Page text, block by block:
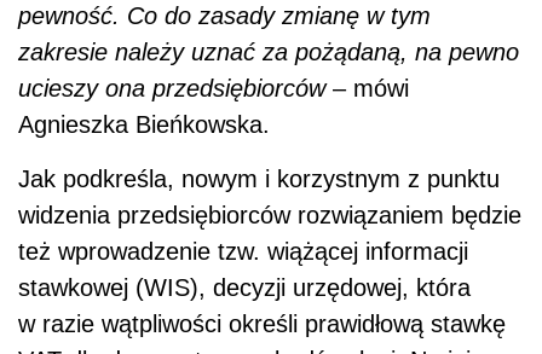
pewność. Co do zasady zmianę w tym
zakresie należy uznać za pożądaną, na pewno
ucieszy ona przedsiębiorców– mówi
Agnieszka Bieńkowska.
Jak podkreśla, nowym i korzystnym z punktu
widzenia przedsiębiorców rozwiązaniem będzie
też wprowadzenie tzw. wiążącej informacji
stawkowej (WIS), decyzji urzędowej, która
w razie wątpliwości określi prawidłową stawkę